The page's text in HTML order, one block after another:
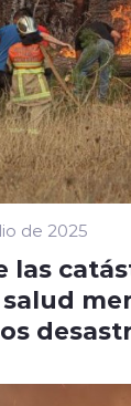
de 2025
las